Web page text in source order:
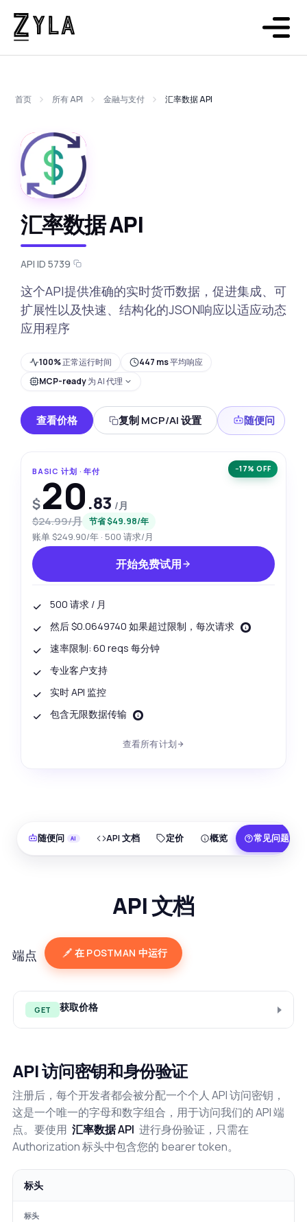
首页 所有 API 金融与支付 汇率数据 API
汇率数据 API
API ID 5739
这个API提供准确的实时货币数据，促进集成、可
扩展性以及快速、结构化的JSON响应以适应动态
应用程序
100%正常运行时间 447 ms平均响应
MCP-ready为 AI 代理
查看价格 复制 MCP/AI 设置 随便问
−17% OFF
BASIC 计划 · 年付
$20.83 /月
$24.99/月 节省 $49.98/年
账单 $249.90/年 · 500 请求/月
开始免费试用
500 请求 / 月
然后 $0.0649740 如果超过限制，每次请求
速率限制: 60 reqs 每分钟
专业客户支持
实时 API 监控
包含无限数据传输
查看所有计划
随便问 API 文档 定价 概览 常见问题
API 文档
端点 在 POSTMAN 中运行
GET 获取价格
API 访问密钥和身份验证
注册后，每个开发者都会被分配一个个人 API 访问密钥，
这是一个唯一的字母和数字组合，用于访问我们的 API 端
点。要使用 汇率数据 API 进行身份验证，只需在
Authorization 标头中包含您的 bearer token。
标头